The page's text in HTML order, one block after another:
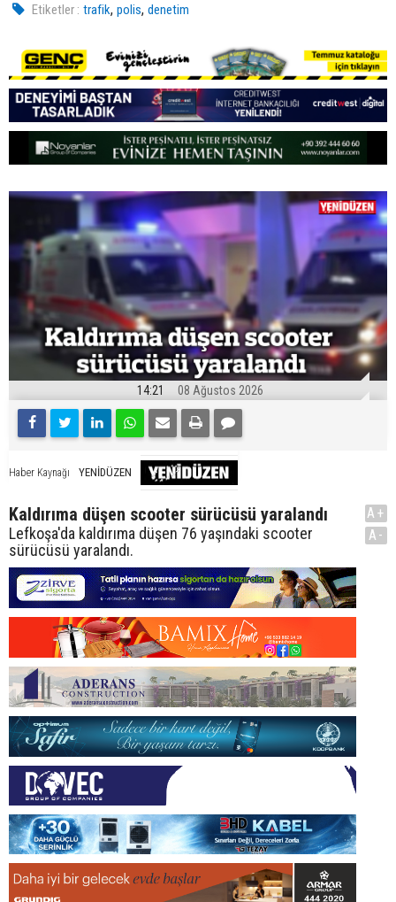
Etiketler : trafik,polis,denetim
14:21 08 Ağustos 2026
Haber Kaynağı YENİDÜZEN
Kaldırıma düşen scooter sürücüsü yaralandı
Lefkoşa'da kaldırıma düşen 76 yaşındaki scooter
sürücüsü yaralandı.
A+
A-